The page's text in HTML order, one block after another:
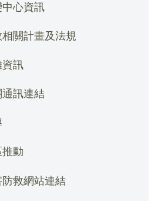
心資訊
關計畫及法規
資訊
訊連結
動
救網站連結